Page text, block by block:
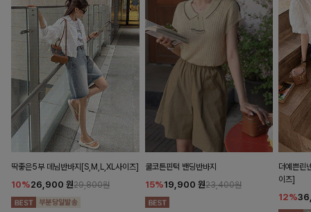
딱좋은5부 데님반바지[S,M,L,XL사이즈]
10%26,900 원29,800원
쿨코튼핀턱 밴딩반바지
15%19,900 원23,400원
더예쁜린
이즈]
12%